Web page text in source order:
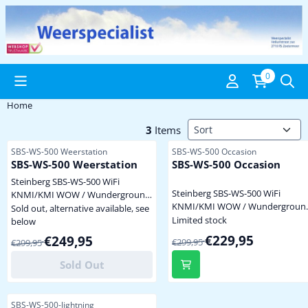
Cookie preferences are available. Choose settings or allow all
0
Home
3 Items Sort method
Item number
SBS-WS-500 Weerstation
SBS-WS-500 Weerstation
Steinberg SBS-WS-500 WiFi
KNMI/KMI WOW / Wunderground
/ Weathercloud Weerstation 868
MHz zeer fraai TFT
kleurenscherm, naar eigen smaak
in te stellen met lichte- of donkere
achtergrond lichtsterkte,
helderheid, achtergrondverlichting
instelbaar of automatisch, geen
kijkhoek! staand of hangend te
Sold out, alternative available, see
below
From 299,95 for 249,95
€299,95€249,95
Sold Out
Item number
SBS-WS-500 Occasion
SBS-WS-500 Occasion
Steinberg SBS-WS-500 WiFi
KNMI/KMI WOW /
/ Weathercloud Weerstation 868
kleurenscherm, naar eigen smaak
in te stellen met lichte- of
achtergrond lichtsterkte,
helderheid,
Limited stock
From 299,95 for 229,95
€299,95€229,95
Item number
SBS-WS-500-lightning